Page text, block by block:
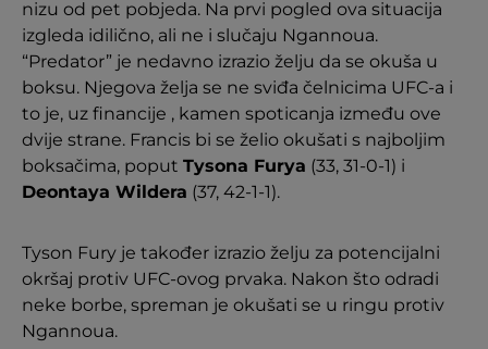
nizu od pet pobjeda. Na prvi pogled ova situacija
izgleda idilično, ali ne i slučaju Ngannoua.
“Predator” je nedavno izrazio želju da se okuša u
boksu. Njegova želja se ne sviđa čelnicima UFC-a i
to je, uz financije , kamen spoticanja između ove
dvije strane. Francis bi se želio okušati s najboljim
boksačima, poput Tysona Furya (33, 31-0-1) i
Deontaya Wildera (37, 42-1-1).
Tyson Fury je također izrazio želju za potencijalni
okršaj protiv UFC-ovog prvaka. Nakon što odradi
neke borbe, spreman je okušati se u ringu protiv
Ngannoua.